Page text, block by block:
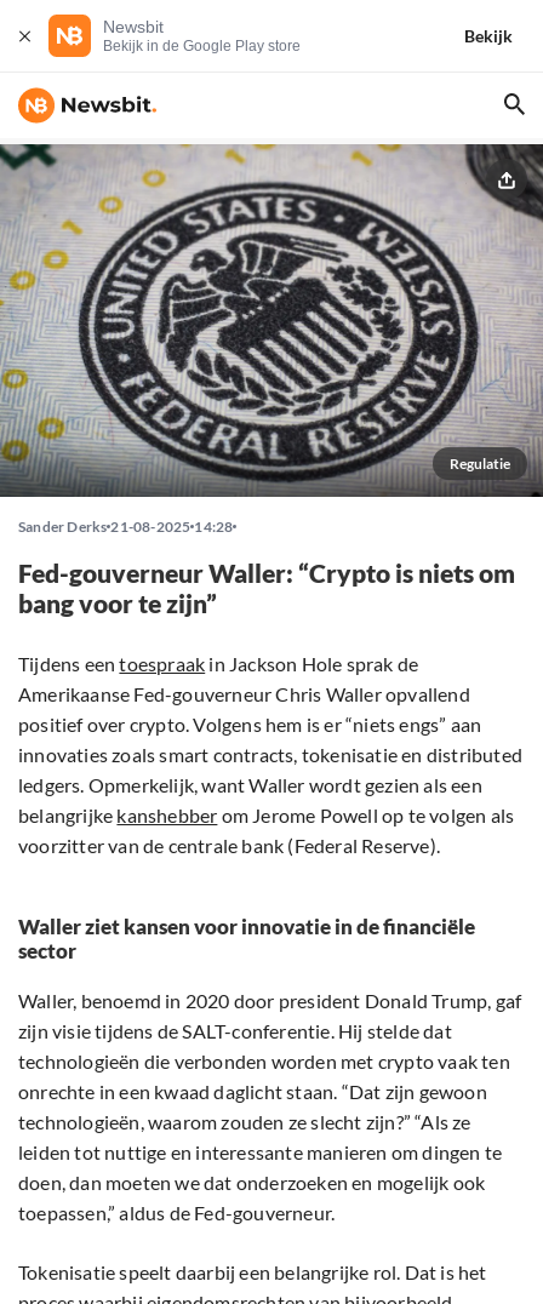
Newsbit
Bekijk in de Google Play store
Bekijk
Regulatie
Sander Derks 21-08-2025 14:28
Fed-gouverneur Waller: “Crypto is niets om
bang voor te zijn”
Tijdens eentoespraak in Jackson Hole sprak de
Amerikaanse Fed-gouverneur Chris Waller opvallend
positief over crypto. Volgens hem is er “niets engs” aan
innovaties zoals smart contracts, tokenisatie en distributed
ledgers. Opmerkelijk, want Waller wordt gezien als een
belangrijke kanshebber om Jerome Powell op te volgen als
voorzitter van de centrale bank (Federal Reserve).
Waller ziet kansen voor innovatie in de financiële
sector
Waller, benoemd in 2020 door president Donald Trump, gaf
zijn visie tijdens de SALT-conferentie. Hij stelde dat
technologieën die verbonden worden met crypto vaak ten
onrechte in een kwaad daglicht staan. “Dat zijn gewoon
technologieën, waarom zouden ze slecht zijn?” “Als ze
leiden tot nuttige en interessante manieren om dingen te
doen, dan moeten we dat onderzoeken en mogelijk ook
toepassen,” aldus de Fed-gouverneur.
Tokenisatie speelt daarbij een belangrijke rol. Dat is het